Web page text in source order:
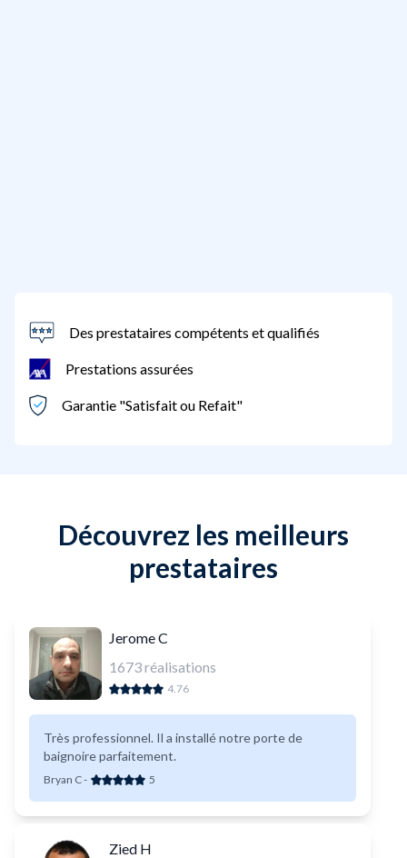
Des prestataires compétents et qualifiés
Prestations assurées
Garantie "Satisfait ou Refait"
Découvrez les meilleurs
prestataires
Jerome C
1673réalisations
4.76
Très professionnel. Il a installé notre porte de
baignoire parfaitement.
Bryan C- 5
Zied H